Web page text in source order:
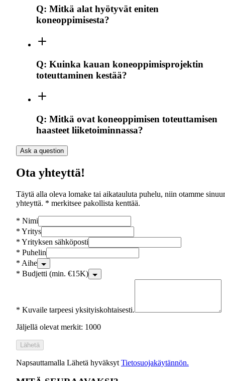
Q: Mitkä alat hyötyvät eniten
koneoppimisesta?
Q: Kuinka kauan koneoppimisprojektin
toteuttaminen kestää?
Q: Mitkä ovat koneoppimisen toteuttamisen
haasteet liiketoiminnassa?
Ask a question
Ota yhteyttä!
Täytä alla oleva lomake tai aikatauluta puhelu, niin otamme
yhteyttä. * merkitsee pakollista kenttää.
* Nimi
* Yritys
* Yrityksen sähköposti
* Puhelin
* Aihe
* Budjetti (min. €15K)
* Kuvaile tarpeesi yksityiskohtaisesti.
Jäljellä olevat merkit: 1000
Lähetä
Napsauttamalla Lähetä hyväksyt Tietosuojakäytännön.